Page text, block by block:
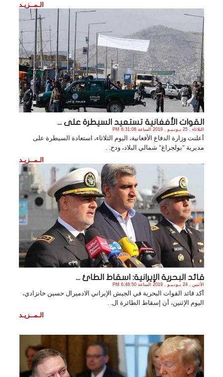
الـمــزيـد
القوات الأفغانية تستعيد السيطرة على ...
الثلاثاء , 25 يـونـيـو , 2019 الساعة 6:31:08 PM
أعلنت وزارة الدفاع الأفغانية، اليوم الثلاثاء، استعادة السيطرة على
مديرية "بولجراغ" شمالي البلاد، ودح. .
الـمــزيـد
قائد البحرية الإيرانية: اسقاط الطائ ...
الأثنين , 24 يـونـيـو , 2019 الساعة 6:48:50 PM
أكد قائد القوات البحرية في الجيش الإيراني الادميرال حسين خانزادي،
اليوم الإثنين، أن إسقاط الطائرة ال. .
الـمــزيـد